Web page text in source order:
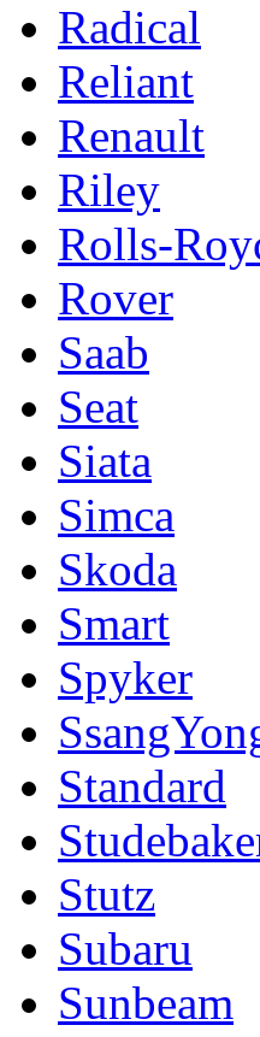
Radical
Reliant
Renault
Riley
Rolls-
Rover
Saab
Seat
Siata
Simca
Skoda
Smart
Spyker
Standard
Stutz
Subaru
Sunbeam